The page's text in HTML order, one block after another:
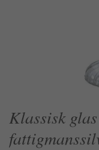
Klassisk